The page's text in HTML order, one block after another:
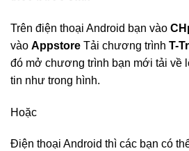
Trên điện thoại Android bạn vào
vào Appstore Tải chương trình T-
đó mở chương trình bạn mới tải về
tin như trong hình.
Hoặc
Điện thoại Android thì các bạn có